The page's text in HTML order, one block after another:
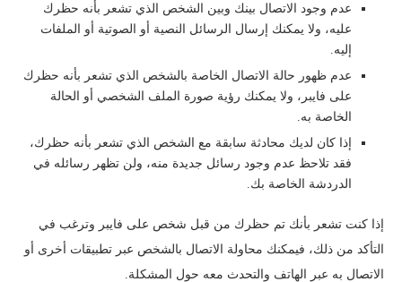
عدم وجود الاتصال بينك وبين الشخص الذي تشعر بأنه حظرك
عليه، ولا يمكنك إرسال الرسائل النصية أو الصوتية أو الملفات
إليه.
عدم ظهور حالة الاتصال الخاصة بالشخص الذي تشعر بأنه حظرك
على فايبر، ولا يمكنك رؤية صورة الملف الشخصي أو الحالة
الخاصة به.
إذا كان لديك محادثة سابقة مع الشخص الذي تشعر بأنه حظرك،
فقد تلاحظ عدم وجود رسائل جديدة منه، ولن تظهر رسائله في
الدردشة الخاصة بك.
إذا كنت تشعر بأنك تم حظرك من قبل شخص على فايبر وترغب في
التأكد من ذلك، فيمكنك محاولة الاتصال بالشخص عبر تطبيقات أخرى أو
الاتصال به عبر الهاتف والتحدث معه حول المشكلة.